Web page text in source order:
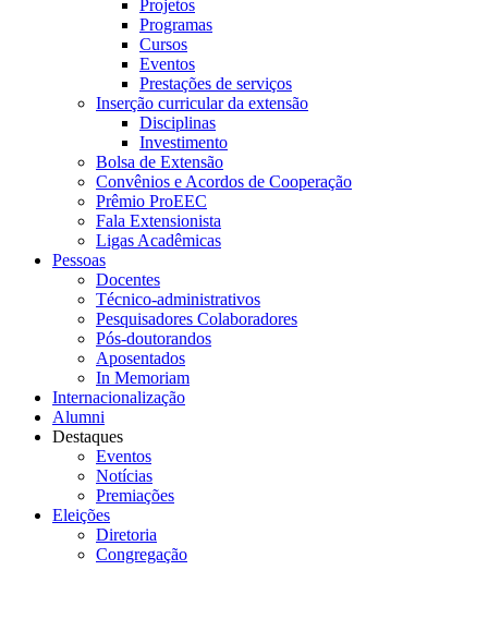
Projetos
Programas
Cursos
Eventos
Prestações de serviços
Inserção curricular da extensão
Disciplinas
Investimento
Bolsa de Extensão
Convênios e Acordos de Cooperação
Prêmio ProEEC
Fala Extensionista
Ligas Acadêmicas
Pessoas
Docentes
Técnico-administrativos
Pesquisadores Colaboradores
Pós-doutorandos
Aposentados
In Memoriam
Internacionalização
Alumni
Destaques
Eventos
Notícias
Premiações
Eleições
Diretoria
Congregação